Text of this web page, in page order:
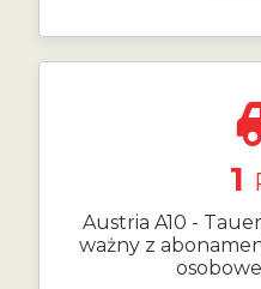
1
Austria A10 -
ważny z